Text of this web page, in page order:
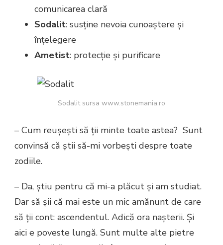
comunicarea clară
Sodalit: susține nevoia cunoaștere și
înțelegere
Ametist: protecție și purificare
Sodalit sursa www.stonemania.ro
– Cum reușești să ții minte toate astea? Sunt
convinsă că știi să-mi vorbești despre toate
zodiile.
– Da, știu pentru că mi-a plăcut și am studiat.
Dar să șii că mai este un mic amănunt de care
să ții cont: ascendentul. Adică ora nașterii. Și
aici e poveste lungă. Sunt multe alte pietre